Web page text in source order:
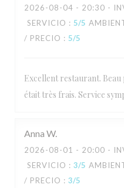
2026-08-04 - 20:30 -
SERVICIO : 5/5
/ PRECIO : 5/5
Excellent restaurant.
était très frais. Service
Anna W
2026-08-01 - 20:00 -
SERVICIO : 3/5
/ PRECIO : 3/5